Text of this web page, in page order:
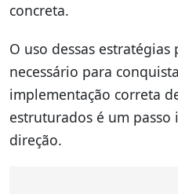
concreta.
O uso dessas
necessário para
implementação correta
estruturados é um passo
direção.